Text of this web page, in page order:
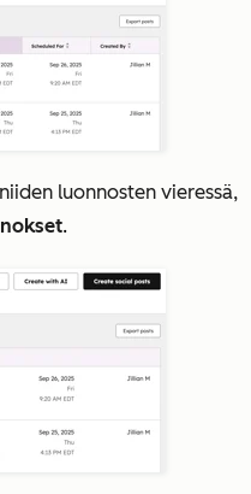
niiden luonnosten vieressä,
.